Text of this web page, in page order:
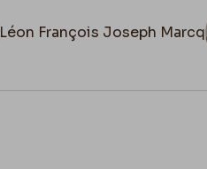
Léon François Joseph Marcq